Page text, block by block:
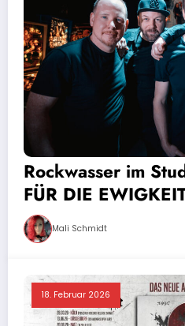
Rockwasser im
FÜR DIE
Mali Schmidt
18. Februar 2026